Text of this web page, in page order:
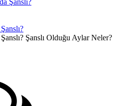
Şanslı Olduğu Aylar Neler?